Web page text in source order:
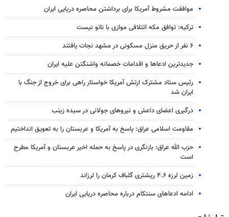
موافقت مشروط آمریکا برای برداشتن محاصره دریایی ایران
ترکیه: توافق مکه ائتلافی موازی با ناتو نیست
۶ نفر از حریق منزل مسکونی در مشهد نجات یافتند
جدیدترین ادعاها و اقدامات خصمانه واشنگتن علیه ایران
رئیس ستاد مشترک ارتش آمریکا خواستار راهی برای خروج از جنگ با
ایران شد
درگیری اعضای داعش و نیروهای جولانی در سیده زینب
مقاومت اسلامی عراق: پاسخ به آمریکا و عربستان را به تعویق انداختیم
حزب الله عراق: بازنگری در پاسخ به حمله اخیر عربستان و آمریکا مطرح
است
زمین لرزه ۴.۶ ریشتری گلباف کرمان را لرزاند
ادامه ادعاهای سنتکام درباره محاصره دریایی ایران